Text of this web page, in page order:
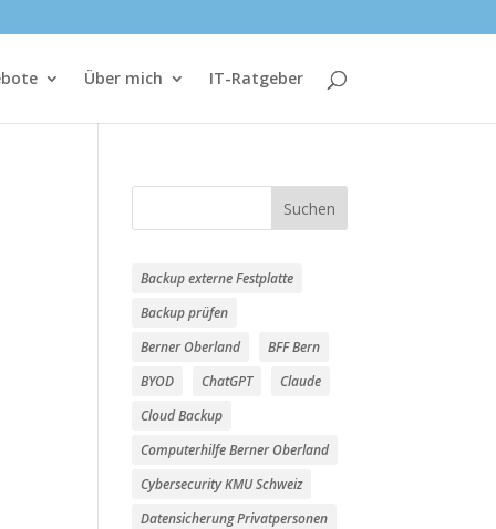
Über mich IT-Ratgeber
Suchen
Backup externe Festplatte
Backup prüfen
Berner Oberland
BFF Bern
BYOD
ChatGPT
Claude
Cloud Backup
Computerhilfe Berner Oberland
Cybersecurity KMU Schweiz
Datensicherung Privatpersonen